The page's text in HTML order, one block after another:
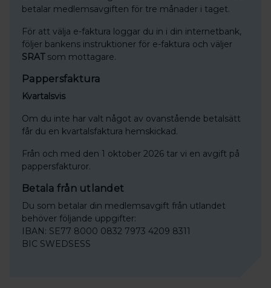
betalar medlemsavgiften för tre månader i taget.
För att välja e-faktura loggar du in i din internetbank,
följer bankens instruktioner för e-faktura och väljer
SRATsom mottagare.
Pappersfaktura
Kvartalsvis
Om du inte har valt något av ovanstående betalsätt
får du en kvartalsfaktura hemskickad.
Från och med den 1 oktober 2026 tar vi en avgift på
pappersfakturor.
Betala från utlandet
Du som betalar din medlemsavgift från utlandet
behöver följande uppgifter:
IBAN: SE77 8000 0832 7973 4209 8311
BIC SWEDSESS